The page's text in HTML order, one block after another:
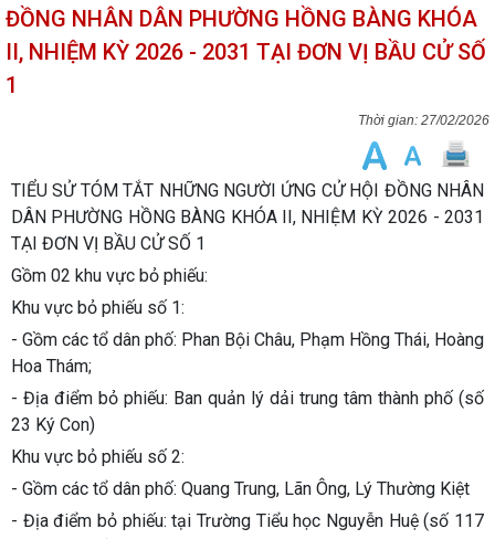
ĐỒNG NHÂN DÂN PHƯỜNG HỒNG BÀNG KHÓA
II, NHIỆM KỲ 2026 - 2031 TẠI ĐƠN VỊ BẦU CỬ SỐ
1
27/02/2026
TIỂU SỬ TÓM TẮT NHỮNG NGƯỜI ỨNG CỬ HỘI ĐỒNG NHÂN
DÂN PHƯỜNG HỒNG BÀNG KHÓA II, NHIỆM KỲ 2026 - 2031
TẠI ĐƠN VỊ BẦU CỬ SỐ 1
Gồm 02 khu vực bỏ phiếu:
Khu vực bỏ phiếu số 1:
- Gồm các tổ dân phố: Phan Bội Châu, Phạm Hồng Thái, Hoàng
Hoa Thám;
- Địa điểm bỏ phiếu: Ban quản lý dải trung tâm thành phố (số
23 Ký Con)
Khu vực bỏ phiếu số 2:
- Gồm các tổ dân phố: Quang Trung, Lãn Ông, Lý Thường Kiệt
- Địa điểm bỏ phiếu: tại Trường Tiểu học Nguyễn Huệ (số 117